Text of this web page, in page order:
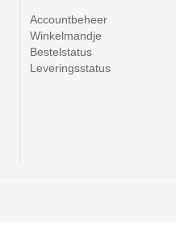
Accountbeheer
Winkelmandje
Bestelstatus
Leveringsstatus